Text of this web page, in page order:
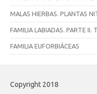
MALAS HIERBAS. PLANTAS
FAMILIA LABIADAS. PARTE II.
FAMILIA EUFORBIÁCEAS
Copyright 2018